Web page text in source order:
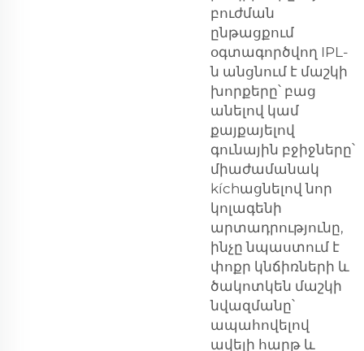
բուժման
ընթացքում
օգտագործվող IPL-
ն անցնում է մաշկի
խորքերը՝ բաց
անելով կամ
քայքայելով
գունային բջիջները՝
միաժամանակ
kíchացնելով նոր
կոլագենի
արտադրությունը,
ինչը նպաստում է
փոքր կնճիռների և
ծակոտկեն մաշկի
նվազմանը՝
ապահովելով
ավելի հարթ և